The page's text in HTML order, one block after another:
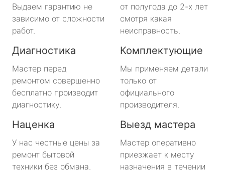
Выдаем гарантию не
зависимо от сложности
работ.
от полугода до 2-х лет
смотря какая
неисправность.
Диагностика
Мастер перед
ремонтом совершенно
бесплатно производит
диагностику.
Комплектующие
Мы применяем детали
только от
официального
производителя.
Наценка
У нас честные цены за
ремонт бытовой
техники без обмана.
Выезд мастера
Мастер оперативно
приезжает к месту
назначения в течении